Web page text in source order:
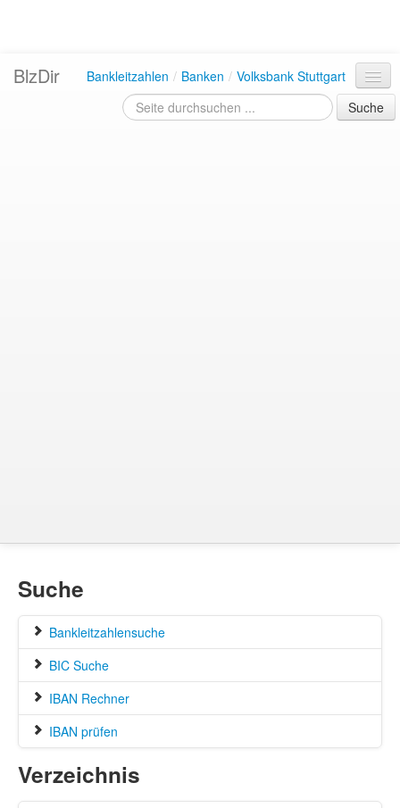
BlzDir Bankleitzahlen / Banken / Volksbank Stuttgart
Suche
Suche
Bankleitzahlensuche
BIC Suche
IBAN Rechner
IBAN prüfen
Verzeichnis